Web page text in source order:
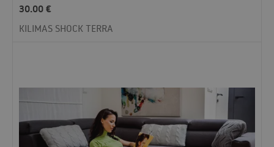
30.00€
KILIMAS SHOCK TERRA